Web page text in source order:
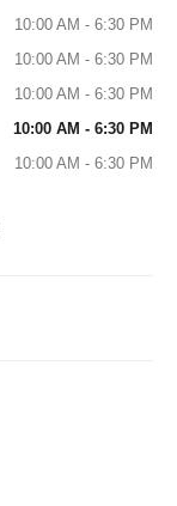
10:00 AM - 6:30 PM
10:00 AM - 6:30 PM
10:00 AM - 6:30 PM
10:00 AM - 6:30 PM
10:00 AM - 6:30 PM